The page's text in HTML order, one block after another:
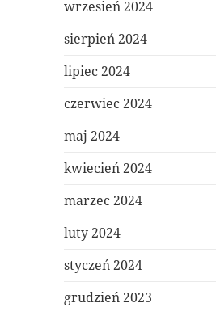
wrzesień 2024
sierpień 2024
lipiec 2024
czerwiec 2024
maj 2024
kwiecień 2024
marzec 2024
luty 2024
styczeń 2024
grudzień 2023